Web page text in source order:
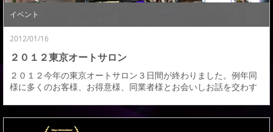
イベント
2012/01/16
２０１２東京オートサロン
２０１２今年の東京オートサロン３日間が終わりました。例年同
様に多くのお客様、お得意様、同業者様とお会いしお話を交わす
んばらなくてはいけないと思う３日間でした。又、展示させてい
ただいたヴェルファイア後期とプリウス・プリウスαも来場してい